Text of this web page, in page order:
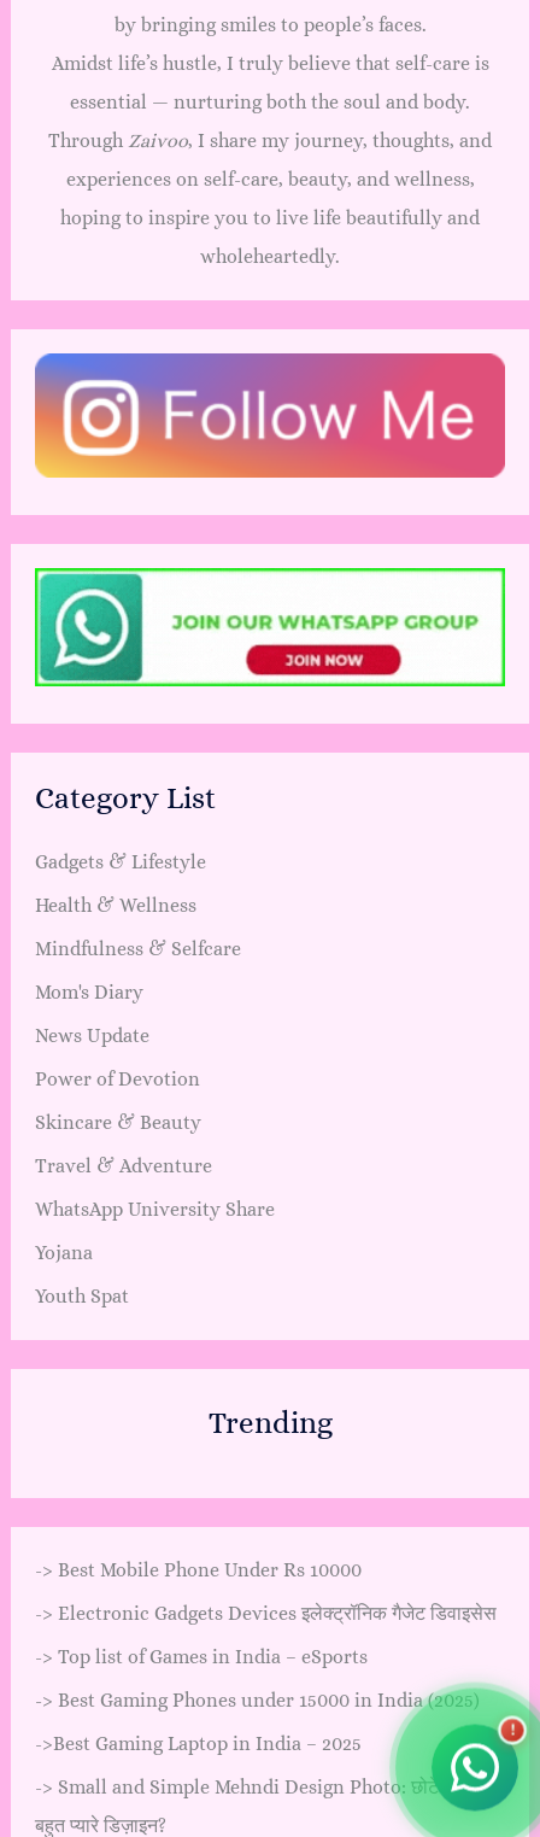
by bringing smiles to people’s faces.
Amidst life’s hustle, I truly believe that self-care is
essential — nurturing both the soul and body.
Through Zaivoo, I share my journey, thoughts, and
experiences on self-care, beauty, and wellness,
hoping to inspire you to live life beautifully and
wholeheartedly.
Category List
Gadgets & Lifestyle
Health & Wellness
Mindfulness & Selfcare
Mom's Diary
News Update
Power of Devotion
Skincare & Beauty
Travel & Adventure
WhatsApp University Share
Yojana
Youth Spat
Trending
-> Best Mobile Phone Under Rs 10000
-> Electronic Gadgets Devices इलेक्ट्रॉनिक गैजेट डिवाइसेस
-> Top list of Games in India – eSports
-> Best Gaming Phones under 15000 in India (2025)
->Best Gaming Laptop in India – 2025
-> Small and Simple Mehndi Design Photo: छोटे लेकिन
बहुत प्यारे डिज़ाइन?
!